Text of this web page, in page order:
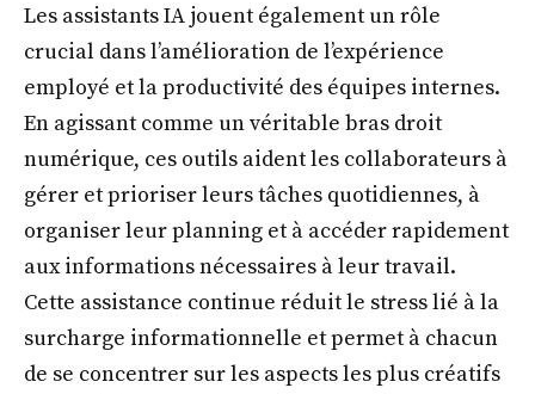
Les assistants IA jouent également un rôle
crucial dans l’amélioration de l’expérience
employé et la productivité des équipes internes.
En agissant comme un véritable bras droit
numérique, ces outils aident les collaborateurs à
gérer et prioriser leurs tâches quotidiennes, à
organiser leur planning et à accéder rapidement
aux informations nécessaires à leur travail.
Cette assistance continue réduit le stress lié à la
surcharge informationnelle et permet à chacun
de se concentrer sur les aspects les plus créatifs